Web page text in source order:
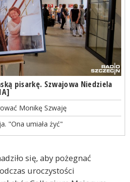
pisarkę. Szwajowa Niedziela
Monikę Szwaję
"Ona umiała żyć"
się, aby pożegnać
uroczystości